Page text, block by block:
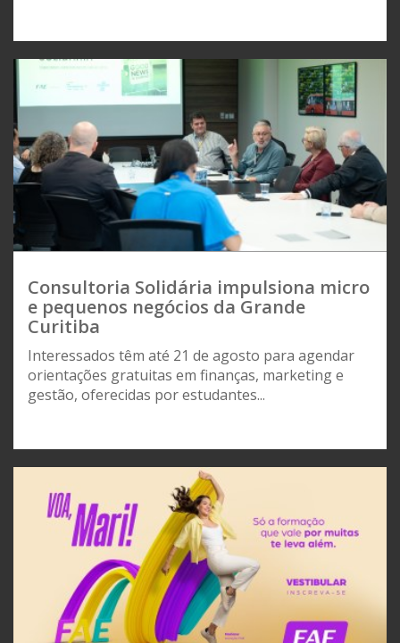
Consultoria Solidária impulsiona micro
e pequenos negócios da Grande
Curitiba
Interessados têm até 21 de agosto para agendar
orientações gratuitas em finanças, marketing e
gestão, oferecidas por estudantes...